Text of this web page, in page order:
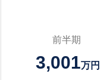
前半期
3,001万円